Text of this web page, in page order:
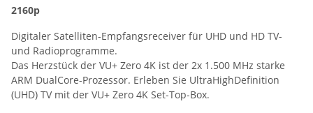
2160p
Digitaler Satelliten-Empfangsreceiver für UHD und HD TV-
und Radioprogramme.
Das Herzstück der VU+ Zero 4K ist der 2x 1.500 MHz starke
ARM DualCore-Prozessor. Erleben Sie UltraHighDefinition
(UHD) TV mit der VU+ Zero 4K Set-Top-Box.